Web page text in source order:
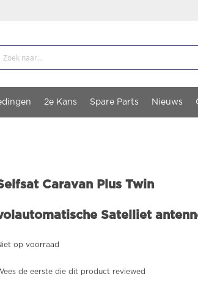
2e Kans Spare Parts Nieuws
Caravan Plus Twin
Satelliet
op voorraad
de eerste die dit product reviewed